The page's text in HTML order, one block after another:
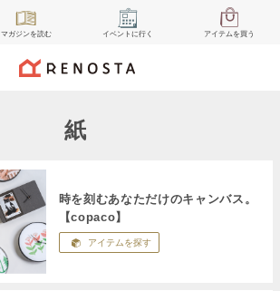
マガジンを読む イベント に行く アイテムを買う
紙
時を刻むあなただけのキャンバス。
【copaco】
アイテムを探す